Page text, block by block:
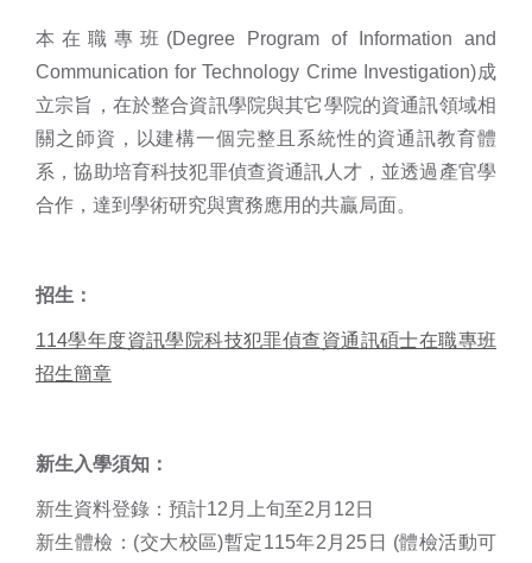
本在職專班(Degree Program of Information and
Communication for Technology Crime Investigation)成
立宗旨，在於整合資訊學院與其它學院的資通訊領域相
關之師資，以建構一個完整且系統性的資通訊教育體
系，協助培育科技犯罪偵查資通訊人才，並透過產官學
合作，達到學術研究與實務應用的共贏局面。
招生：
114學年度資訊學院科技犯罪偵查資通訊碩士在職專班
招生簡章
新生入學須知：
新生資料登錄：預計12月上旬至2月12日
新生體檢：(交大校區)暫定115年2月25日 (體檢活動可